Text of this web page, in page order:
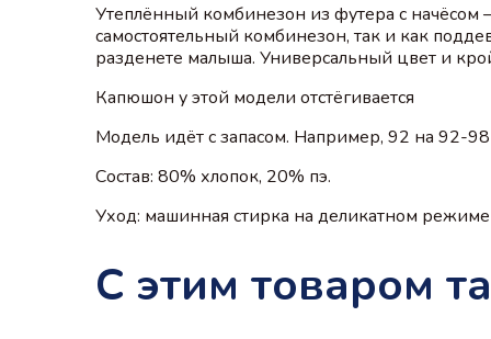
Утеплённый комбинезон из футера с
самостоятельный комбинезон, так и как
разденете малыша. Универсальный цвет и
Капюшон у этой модели отстёгивается
Модель идёт с запасом. Например, 92 на 92-98
Состав: 80% хлопок, 20% пэ.
Уход: машинная стирка на деликатном
С этим товаром